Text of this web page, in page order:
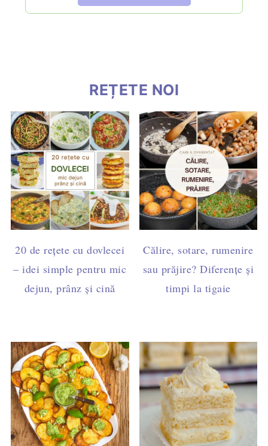
REȚETE NOI
20 de rețete cu dovlecei
– idei simple pentru mic
dejun, prânz și cină
Călire, sotare, rumenire
sau prăjire? Diferențe și
timpi la tigaie